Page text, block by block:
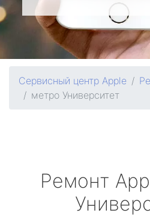
Сервисный центр Apple
метро Университет
Ремонт